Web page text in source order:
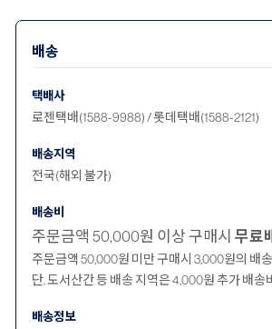
배송
택배사
로젠택배(1588-9988) / 롯데택배(1588-2121)
배송지역
전국(해외 불가)
배송비
주문금액 50,000원 이상 구매시 무료
주문금액 50,000원 미만 구매시 3,000원의 배
단, 도서산간 등 배송 지역은 4,000원 추가 배송
배송정보